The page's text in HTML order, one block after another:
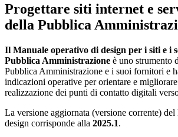
Progettare siti internet e
della Pubblica
Il Manuale operativo di design per i siti e i
Pubblica Amministrazione è uno strumento
Pubblica Amministrazione e i suoi fornitori e
indicazioni operative per orientare e
realizzazione dei punti di contatto digitali
La versione aggiornata (versione corrente)
design corrisponde alla 2025.1.